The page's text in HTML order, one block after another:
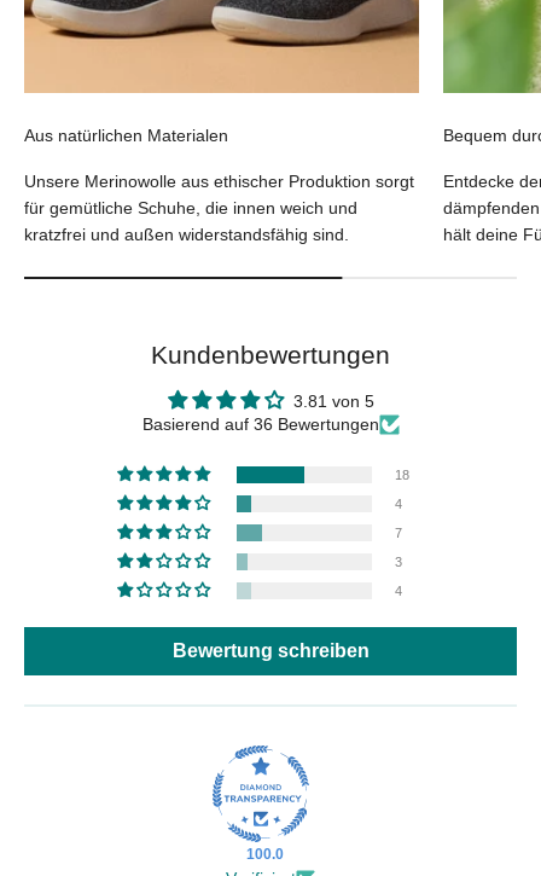
Aus natürlichen Materialen
Unsere Merinowolle aus ethischer Produktion sorgt
für gemütliche Schuhe, die innen weich und
kratzfrei und außen widerstandsfähig sind.
Bequem
Entdecke
hält deine
Kundenbewertungen
3.81 von 5
Basierend auf 36 Bewertungen
18
4
7
3
4
Bewertung schreiben
100.0